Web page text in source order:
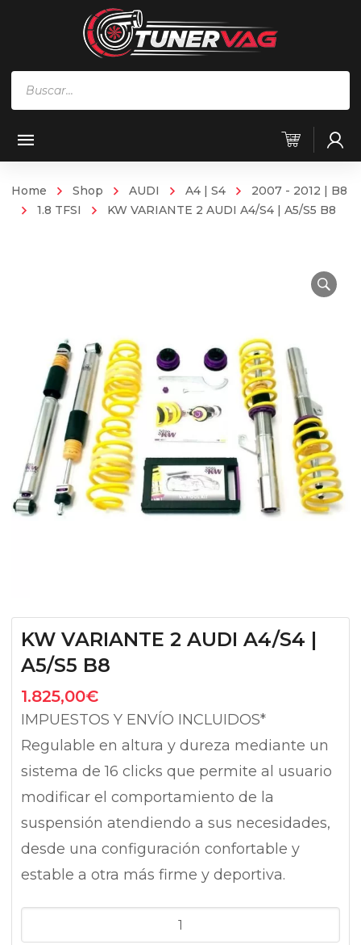
Home Shop AUDI A4 | S4
2007 - 2012 | B8
1.8 TFSI
KW VARIANTE 2 AUDI A4/S4 | A5/S5 B8
KW VARIANTE 2 AUDI A4/S4 |
A5/S5 B8
1.825,00€
IMPUESTOS Y ENVÍO INCLUIDOS*
Regulable en altura y dureza mediante un
sistema de 16 clicks que permite al usuario
modificar el comportamiento de la
suspensión atendiendo a sus necesidades,
desde una configuración confortable y
estable a otra más firme y deportiva.
VARIANTE